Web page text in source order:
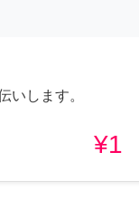
いします。
¥1